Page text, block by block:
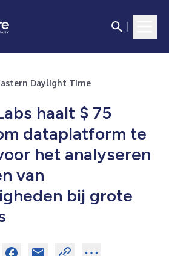
Eastern Daylight Time
haalt $ 75
dataplatform te
het analyseren
van
bij grote